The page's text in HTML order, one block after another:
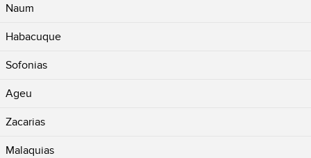
Naum
Habacuque
Sofonias
Ageu
Zacarias
Malaquias